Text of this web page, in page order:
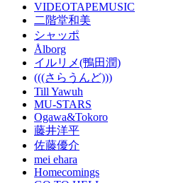
VIDEOTAPEMUSIC
二階堂和美
シャッポ
Ålborg
イルリメ(鴨田潤)
(((さらうんど)))
Till Yawuh
MU-STARS
Ogawa&Tokoro
藤井洋平
佐藤優介
mei ehara
Homecomings